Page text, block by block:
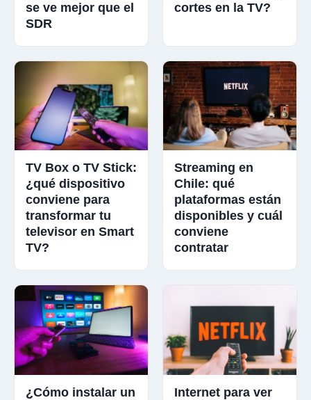
se ve mejor que el
SDR
cortes en la TV?
TV Box o TV Stick:
¿qué dispositivo
conviene para
transformar tu
televisor en Smart
TV?
Streaming en
Chile: qué
plataformas están
disponibles y cuál
conviene
contratar
¿Cómo instalar un
Internet para ver